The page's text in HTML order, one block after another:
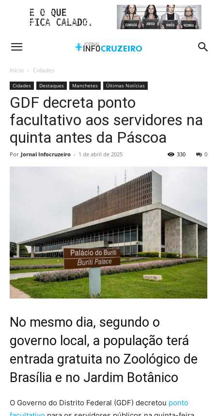
Início Cidades
Cidades Destaques Manchetes Últimas Notícias
GDF decreta ponto
facultativo aos servidores na
quinta antes da Páscoa
Por Jornal Infocruzeiro - 1 de abril de 2025 0
330
No mesmo dia, segundo o
governo local, a população terá
entrada gratuita no Zoológico de
Brasília e no Jardim Botânico
O Governo do Distrito Federal (GDF) decretou ponto